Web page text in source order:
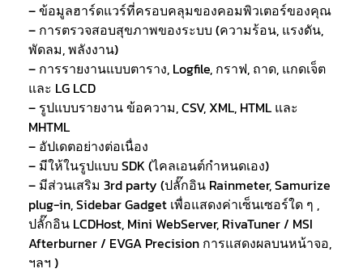
– ข้อมูลฮาร์ดแวร์ที่ครอบคลุมของคอมพิวเตอร์ของคุณ
– การตรวจสอบสุขภาพของระบบ (ความร้อน, แรงดัน,
พัดลม, พลังงาน)
– การรายงานแบบตาราง, Logfile, กราฟ, ถาด, แกดเจ็ต
และ LG LCD
– รูปแบบรายงาน ข้อความ, CSV, XML, HTML และ
MHTML
– อัปเดตอย่างต่อเนื่อง
– มีให้ในรูปแบบ SDK (ไคลเอนต์กำหนดเอง)
– มีส่วนเสริม 3rd party (ปลั๊กอิน Rainmeter, Samurize
plug-in, Sidebar Gadget เพื่อแสดงค่าเซ็นเซอร์ใด ๆ ,
ปลั๊กอิน LCDHost, Mini WebServer, RivaTuner / MSI
Afterburner / EVGA Precision การแสดงผลบนหน้าจอ,
ฯลฯ )